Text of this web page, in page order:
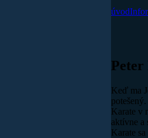
úvod
Peter
Keď ma
potešený.
Karate v
aktívne a
Karate